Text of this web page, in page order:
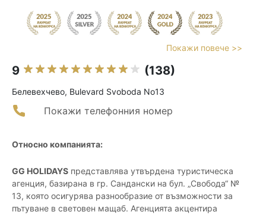
Покажи повече >>
9 (138)
Белевехчево, Bulevard Svoboda No13
Покажи телефонния номер
Относно компанията:
GG HOLIDAYS представлява утвърдена туристическа
агенция, базирана в гр. Сандански на бул. „Свобода“ №
13, която осигурява разнообразие от възможности за
пътуване в световен мащаб. Агенцията акцентира